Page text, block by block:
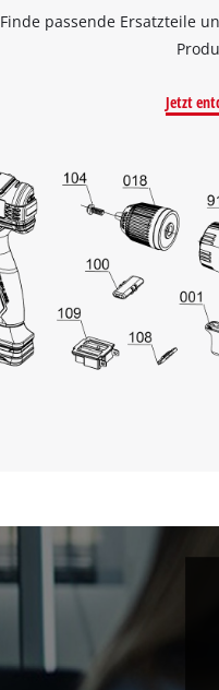
Finde passende Ersatzteile
Jetzt